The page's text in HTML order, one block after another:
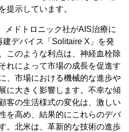
提示しています。
メドトロニック社がAIS治療に
デバイス「Solitaire X」を発
このような利点は、神経血栓除
れによって市場の成長を促進す
、市場における機械的な進歩や
に大きく影響します。不幸な傾
客の生活様式の変化は、激しい
を高め、結果的にこれらのデバ
。北米は、革新的な技術の進歩